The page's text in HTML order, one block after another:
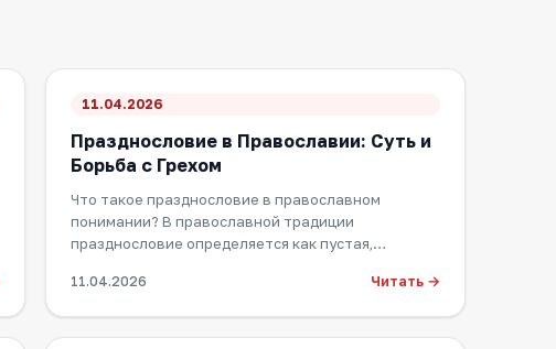
11.04.2026
Празднословие в Православии: Суть и
Борьба с Грехом
Что такое празднословие в православном
понимании? В православной традиции
празднословие определяется как пустая,
11.04.2026 Читать →